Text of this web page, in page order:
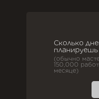
Сколько
планируешь
(обычно
150,000
месяце)